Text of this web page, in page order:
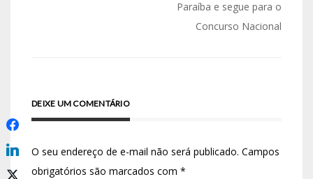
Paraíba e segue para o
Concurso Nacional
DEIXE UM COMENTÁRIO
O seu endereço de e-mail não será publicado. Campos
obrigatórios são marcados com *